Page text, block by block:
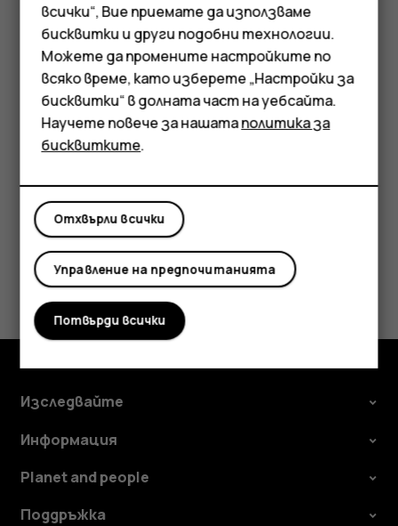
Смартфони
Мобилни телефони
Аксесоари
Таблети
настройките за приложения и паролите за Wi-Fi.
Докоснете Настройки>Профили>Добавяне на
профил >Google.
Изберете кои данни искате да възстановите
на новия си телефон. Синхронизирането
започва автоматично, след като телефонът се
свърже с интернет.
Полезен ли беше този отговор?
Да Не
Изследвайте
Информация
Planet and people
Поддръжка
всички“, Вие приемате да използваме
бисквитки и други подобни технологии.
Можете да промените настройките по
всяко време, като изберете „Настройки за
бисквитки“ в долната част на уебсайта.
Научете повече за нашатаполитика за
бисквитките.
Отхвърли всички
Управление на предпочитанията
Потвърди всички